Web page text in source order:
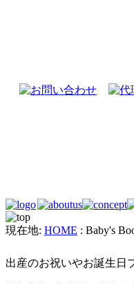
現在地: HOME : Baby's
出産のお祝いやお誕生日